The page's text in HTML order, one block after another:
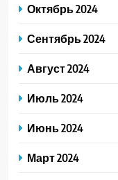
Октябрь 2024
Сентябрь 2024
Август 2024
Июль 2024
Июнь 2024
Март 2024